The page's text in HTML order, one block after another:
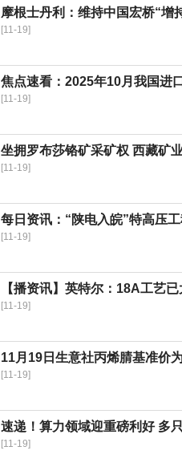
摩根士丹利：维持中国宏桥“增
[11-19]
焦点速看：2025年10月我国进
[11-19]
坐拥罗布莎铬矿采矿权 西藏矿
[11-19]
每日资讯：“陕电入皖”特高压
[11-19]
【播资讯】英特尔：18A工艺
[11-19]
11月19日生意社丙烯腈基准价
[11-19]
速递！算力领域迎重磅利好 多
[11-19]